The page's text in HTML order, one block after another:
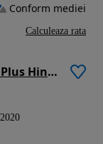
Tesla Model 3 Standard Reichweite Plus Hinterradantrieb
2020
Conform mediei
Calculeaza rata